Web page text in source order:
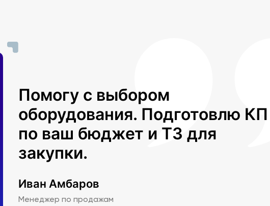
Помогу с выбором
оборудования. Подготовлю КП
по ваш бюджет и ТЗ для
закупки.
Иван Амбаров
Менеджер по продажам